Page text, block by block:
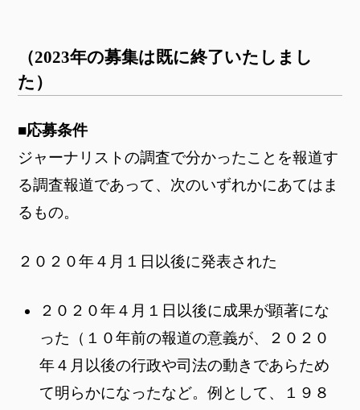
（2023年の募集は既に終了いたしまし
た）
■応募条件
ジャーナリストの調査で分かったことを報道す
る調査報道であって、次のいずれかにあてはま
るもの。
２０２０年４月１日以後に発表された
２０２０年４月１日以後に成果が顕著にな
った（１０年前の報道の意義が、２０２０
年４月以後の行政や司法の動きであらため
て明らかになったなど。例として、１９８